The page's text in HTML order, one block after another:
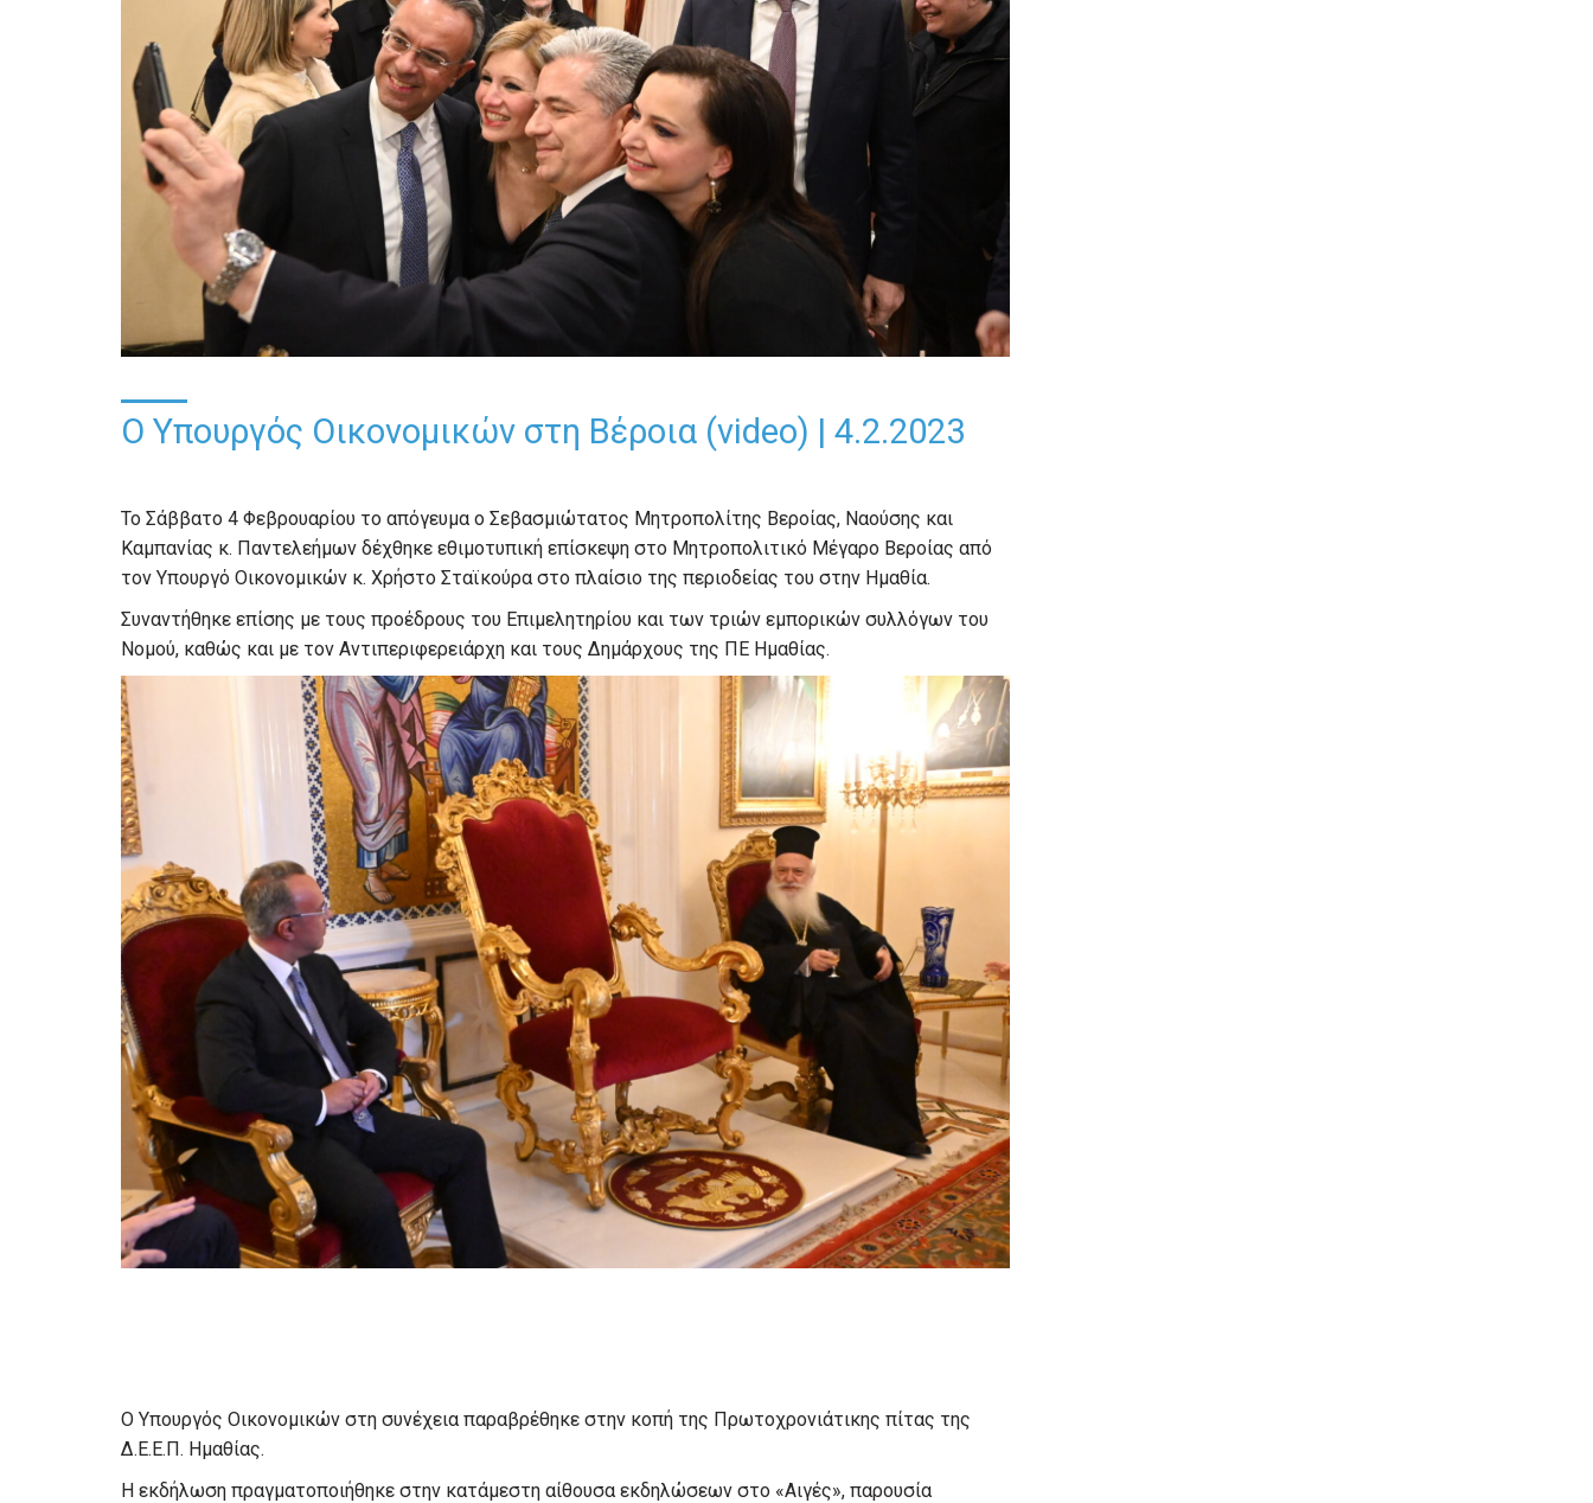
Ο Υπουργός Οικονομικών στη Βέροια (video) | 4.2.2023
Το Σάββατο 4 Φεβρουαρίου το απόγευμα ο Σεβασμιώτατος Μητροπολίτης Βεροίας, Ναούσης και
Καμπανίας κ. Παντελεήμων δέχθηκε εθιμοτυπική επίσκεψη στο Μητροπολιτικό Μέγαρο Βεροίας από
τον Υπουργό Οικονομικών κ. Χρήστο Σταϊκούρα στο πλαίσιο της περιοδείας του στην Ημαθία.
Συναντήθηκε επίσης με τους προέδρους του Επιμελητηρίου και των τριών εμπορικών συλλόγων του
Νομού, καθώς και με τον Αντιπεριφερειάρχη και τους Δημάρχους της ΠΕ Ημαθίας.
Ο Υπουργός Οικονομικών στη συνέχεια παραβρέθηκε στην κοπή της Πρωτοχρονιάτικης πίτας της
Δ.Ε.Ε.Π. Ημαθίας.
Η εκδήλωση πραγματοποιήθηκε στην κατάμεστη αίθουσα εκδηλώσεων στο «Αιγές», παρουσία